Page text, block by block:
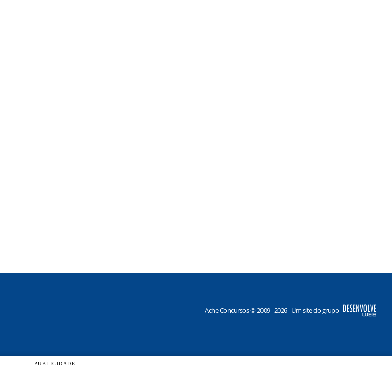
Ache Concursos © 2009 - 2026 - Um site do grupo
PUBLICIDADE